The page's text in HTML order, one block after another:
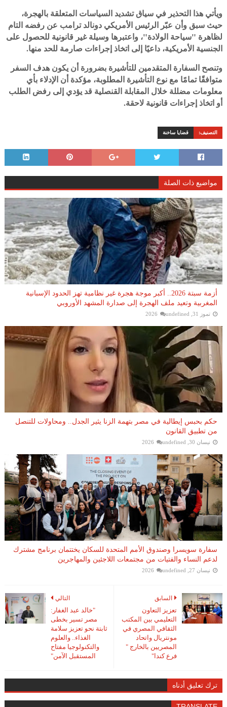
ويأتي هذا التحذير في سياق تشديد السياسات المتعلقة بالهجرة،
حيث سبق وأن عبّر الرئيس الأمريكي دونالد ترامب عن رفضه التام
لظاهرة "سياحة الولادة"، واعتبرها وسيلة غير قانونية للحصول على
الجنسية الأمريكية، داعيًا إلى اتخاذ إجراءات صارمة للحد منها.
وتنصح السفارة المتقدمين للتأشيرة بضرورة أن يكون هدف السفر
متوافقًا تمامًا مع نوع التأشيرة المطلوبة، مؤكدة أن الإدلاء بأي
معلومات مضللة خلال المقابلة القنصلية قد يؤدي إلى رفض الطلب
أو اتخاذ إجراءات قانونية لاحقة.
التصنيف: قضايا ساخنة
مواضيع ذات الصلة
أزمة سبتة 2026.. أكبر موجة هجرة غير نظامية تهز الحدود الإسبانية
المغربية وتعيد ملف الهجرة إلى صدارة المشهد الأوروبي
تموز 31, 2026 undefined
حكم بحبس إيطالية في مصر بتهمة الزنا يثير الجدل.. ومحاولات للتنصل
من تطبيق القانون
نيسان 30, 2026 undefined
سفارة سويسرا وصندوق الأمم المتحدة للسكان يختتمان برنامج مشترك
لدعم النساء والفتيات من مجتمعات اللاجئين والمهاجرين
نيسان 27, 2026 undefined
التالي
"خالد عبد الغفار:
مصر تسير بخطى
ثابتة نحو تعزيز سلامة
الغذاء.. والعلوم
والتكنولوجيا مفتاح
المستقبل الآمن"
السابق
تعزيز التعاون
التعليمي بين المكتب
الثقافي المصري في
مونتريال واتحاد
المصريين بالخارج "
فرع كندا"
ترك تعليق أدناه